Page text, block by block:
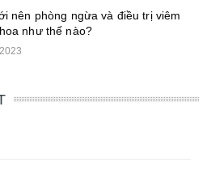
nên phòng ngừa và điều trị viêm
như thế nào?